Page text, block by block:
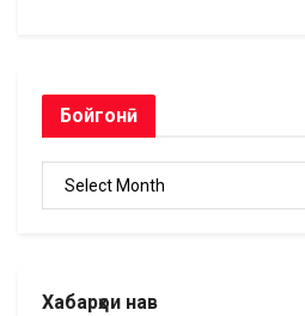
Бойгонӣ
Бойгонӣ
Хабарҳои нав